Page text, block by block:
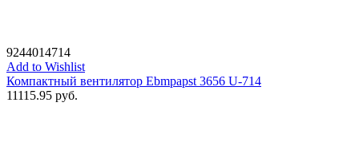
9244014714
Add to Wishlist
Компактный вентилятор Ebmpapst 3656 U-714
11115.95 руб.